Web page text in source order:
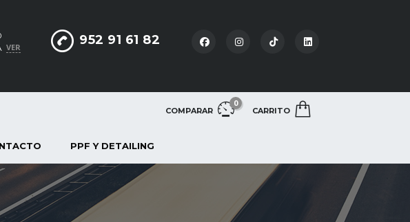
952 91 61 82
VER
COMPARAR
0
CARRITO
PPF Y DETAILING